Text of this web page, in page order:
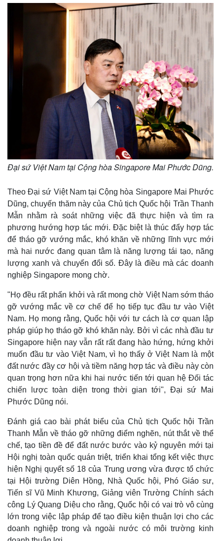
Thế giới
Quan sát
Cuộc sống đó đây
Hồ sơ
Multimedia
Video
Ảnh
E-Magazine
Infographic
Đại sứ Việt Nam tại Cộng hòa Singapore Mai Phước Dũng.
Theo Đại sứ Việt Nam tại Cộng hòa Singapore Mai Phước
Dũng, chuyến thăm này của Chủ tịch Quốc hội Trần Thanh
Mẫn nhằm rà soát những việc đã thực hiện và tìm ra
phương hướng hợp tác mới. Đặc biệt là thúc đẩy hợp tác
để tháo gỡ vướng mắc, khó khăn về những lĩnh vực mới
mà hai nước đang quan tâm là năng lượng tái tạo, năng
lượng xanh và chuyển đổi số. Đây là điều mà các doanh
nghiệp Singapore mong chờ.
"Họ đều rất phấn khởi và rất mong chờ Việt Nam sớm tháo
gỡ vướng mắc về cơ chế để họ tiếp tục đầu tư vào Việt
Nam. Họ mong rằng, Quốc hội với tư cách là cơ quan lập
pháp giúp họ tháo gỡ khó khăn này. Bởi vì các nhà đầu tư
Singapore hiện nay vẫn rất rất đang hào hứng, hứng khởi
muốn đầu tư vào Việt Nam, vì họ thấy ở Việt Nam là một
đất nước đầy cơ hội và tiềm năng hợp tác và điều này còn
quan trọng hơn nữa khi hai nước tiến tới quan hệ Đối tác
chiến lược toàn diện trong thời gian tới", Đại sứ Mai
Phước Dũng nói.
Đánh giá cao bài phát biểu của Chủ tịch Quốc hội Trần
Thanh Mẫn về tháo gỡ những điểm nghẽn, nút thắt về thể
chế, tạo tiền đề để đất nước bước vào kỷ nguyên mới tại
Hội nghị toàn quốc quán triệt, triển khai tổng kết việc thực
hiện Nghị quyết số 18 của Trung ương vừa được tổ chức
tại Hội trường Diên Hồng, Nhà Quốc hội, Phó Giáo sư,
Tiến sĩ Vũ Minh Khương, Giảng viên Trường Chính sách
công Lý Quang Diệu cho rằng, Quốc hội có vai trò vô cùng
lớn trong việc lập pháp để tạo điều kiện thuận lợi cho các
doanh nghiệp trong và ngoài nước có môi trường kinh